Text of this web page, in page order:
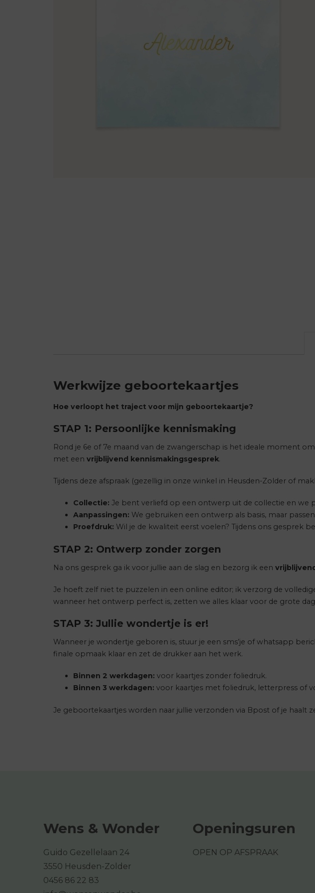
Werkwijze geboortekaartjes
Hoe verloopt het traject voor mijn geboortekaartje?
STAP 1: Persoonlijke kennismaking
Rond je 6e of 7e maand van de zwangerschap is het ideale moment
met een vrijblijvend kennismakingsgesprek.
Tijdens deze afspraak (gezellig in onze winkel in Heusden-Zolder of
Collectie: Je bent verliefd op een ontwerp uit de collectie en we
Aanpassingen: We gebruiken een ontwerp als basis, maar
Proefdruk: Wil je de kwaliteit eerst voelen? Tijdens ons gesprek
STAP 2: Ontwerp zonder zorgen
Na ons gesprek ga ik voor jullie aan de slag en bezorg ik een
Je hoeft zelf niet te puzzelen in een online editor; ik verzorg de
wanneer het ontwerp perfect is, zetten we alles klaar voor de grote
STAP 3: Jullie wondertje is er!
Wanneer je wondertje geboren is, stuur je een sms’je of whatsapp
finale opmaak klaar en zet de drukker aan het werk.
Binnen 2 werkdagen: voor kaartjes zonder foliedruk.
Binnen 3 werkdagen: voor kaartjes met foliedruk, letterpress of
Je geboortekaartjes worden naar jullie verzonden via Bpost of je haalt
Wens & Wonder
Guido Gezellelaan 24
3550 Heusden-Zolder
0456 86 22 83
Openingsuren
OPEN OP AFSPRAAK